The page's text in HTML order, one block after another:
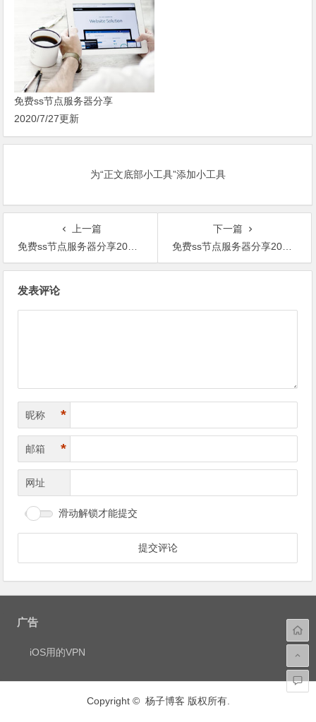
免费ss节点服务器分享
2020/7/27更新
为“正文底部小工具”添加小工具
上一篇
免费ss节点服务器分享2020/7/24更新
下一篇
免费ss节点服务器分享2020/7/26更新
发表评论
昵称 *
邮箱 *
网址
滑动解锁才能提交
广告
iOS用的VPN
Copyright © 杨子博客 版权所有.